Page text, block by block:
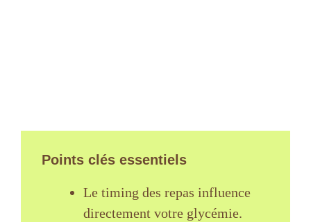
Points clés essentiels
Le timing des repas influence
directement votre glycémie.